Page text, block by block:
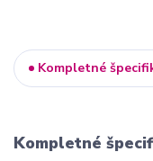
Kompletné
Kompletné